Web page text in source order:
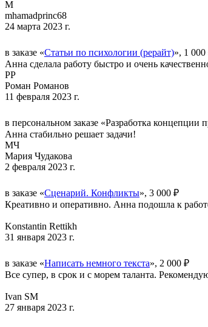
M
mhamadprinc68
24 марта 2023 г.
в заказе «Статьи по психологии (рерайт)», 1 000
Анна сделала работу быстро и очень
РР
Роман Романов
11 февраля 2023 г.
в персональном заказе «Разработка концепции
Анна стабильно решает задачи!
МЧ
Мария Чудакова
2 февраля 2023 г.
в заказе «Сценарий. Конфликты», 3 000 ₽
Креативно и оперативно. Анна подошла к
Konstantin Rettikh
31 января 2023 г.
в заказе «Написать немного текста», 2 000 ₽
Все супер, в срок и с морем таланта.
Ivan SM
27 января 2023 г.